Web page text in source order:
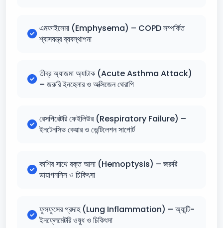
এমফাইসেমা (Emphysema) – COPD সম্পর্কিত
শ্বাসযন্ত্র ব্যবস্থাপনা
তীব্র অ্যাজমা অ্যাটাক (Acute Asthma Attack)
– জরুরি ইনহেলার ও অক্সিজেন থেরাপি
রেসপিরেটরি ফেইলিউর (Respiratory Failure) –
ইনটেনসিভ কেয়ার ও ভেন্টিলেশন সাপোর্ট
কাশির সাথে রক্ত আসা (Hemoptysis) – জরুরি
ডায়াগনসিস ও চিকিৎসা
ফুসফুসের প্রদাহ (Lung Inflammation) – অ্যান্টি-
ইনফ্লেমেটরি ওষুধ ও চিকিৎসা